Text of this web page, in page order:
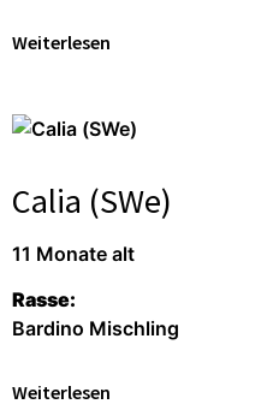
Weiterlesen
Calia (SWe)
11 Monate alt
Rasse:
Bardino Mischling
Weiterlesen